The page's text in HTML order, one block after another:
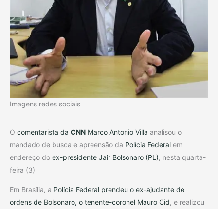
Imagens redes sociais
O comentarista da CNN Marco Antonio Villa analisou o
mandado de busca e apreensão da Polícia Federal em
endereço do ex-presidente Jair Bolsonaro (PL), nesta quarta-
feira (3).
Em Brasília, a Polícia Federal prendeu o ex-ajudante de
ordens de Bolsonaro, o tenente-coronel Mauro Cid, e realizou